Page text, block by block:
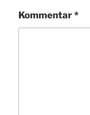
Kommentar*